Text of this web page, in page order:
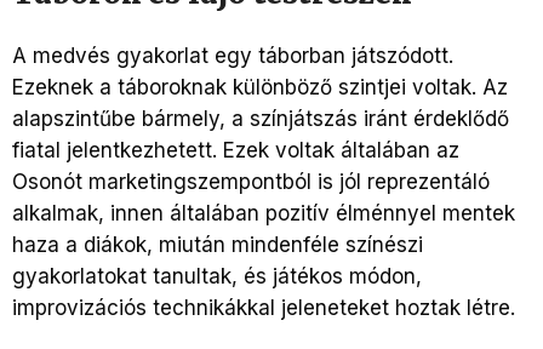
A medvés gyakorlat egy táborban játszódott.
Ezeknek a táboroknak különböző szintjei voltak. Az
alapszintűbe bármely, a színjátszás iránt érdeklődő
fiatal jelentkezhetett. Ezek voltak általában az
Osonót marketingszempontból is jól reprezentáló
alkalmak, innen általában pozitív élménnyel mentek
haza a diákok, miután mindenféle színészi
gyakorlatokat tanultak, és játékos módon,
improvizációs technikákkal jeleneteket hoztak létre.